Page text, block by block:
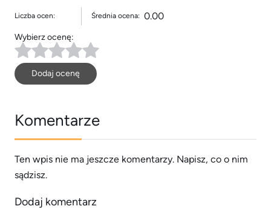
Liczba ocen: Średnia ocena: 0.00
Wybierz ocenę:
Dodaj ocenę
Komentarze
Ten wpis nie ma jeszcze komentarzy. Napisz, co o nim
sądzisz.
Dodaj komentarz